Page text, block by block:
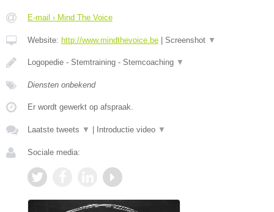
E-mail › Mind The Voice
Website: http://www.mindthevoice.be Screenshot ▼
Logopedie - Stemtraining - Stemcoaching ▼
Diensten onbekend
Er wordt gewerkt op afspraak.
Laatste tweets ▼ Introductie video ▼
Sociale media: